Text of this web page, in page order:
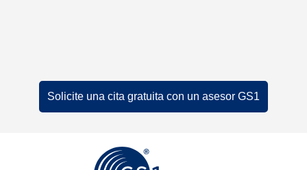
Solicite una cita gratuita con un asesor GS1